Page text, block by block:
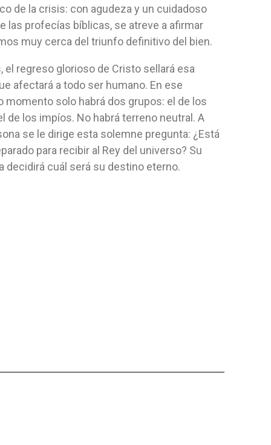
CANAAN A LA VISTA-LIBRO DE
de la crisis: con agudeza y un cuidadoso
las profecías bíblicas, se atreve a afirmar
muy cerca del triunfo definitivo del bien.
el regreso glorioso de Cristo sellará esa
afectará a todo ser humano. En ese
momento solo habrá dos grupos: el de los
de los impíos. No habrá terreno neutral. A
se le dirige esta solemne pregunta: ¿Está
para recibir al Rey del universo? Su
decidirá cuál será su destino eterno.